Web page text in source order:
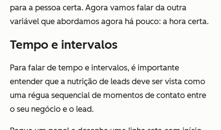
para a pessoa certa. Agora vamos falar da outra
variável que abordamos agora há pouco: a hora certa.
Tempo e intervalos
Para falar de tempo e intervalos, é importante
entender que a nutrição de leads deve ser vista como
uma régua sequencial de momentos de contato entre
o seu negócio e o lead.